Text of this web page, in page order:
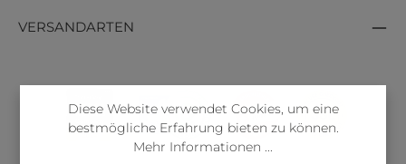
VERSANDARTEN
Diese Website verwendet Cookies, um eine
bestmögliche Erfahrung bieten zu können.
Mehr Informationen ...